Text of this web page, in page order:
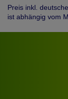
Preis inkl.
ist abhängig vom